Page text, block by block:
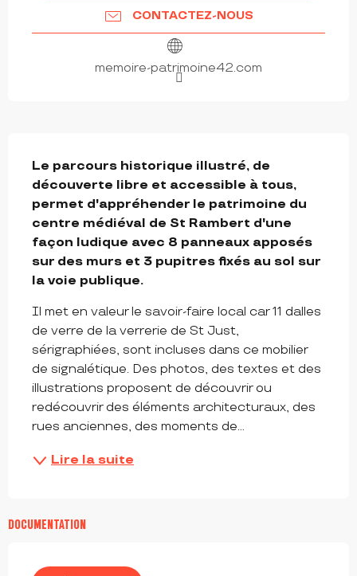
CONTACTEZ-NOUS
memoire-patrimoine42.com
Le parcours historique illustré, de
découverte libre et accessible à tous,
permet d'appréhender le patrimoine du
centre médiéval de St Rambert d'une
façon ludique avec 8 panneaux apposés
sur des murs et 3 pupitres fixés au sol sur
la voie publique.
Il met en valeur le savoir-faire local car 11 dalles
de verre de la verrerie de St Just,
sérigraphiées, sont incluses dans ce mobilier
de signalétique. Des photos, des textes et des
illustrations proposent de découvrir ou
redécouvrir des éléments architecturaux, des
rues anciennes, des moments de...
Lire la suite
DOCUMENTATION